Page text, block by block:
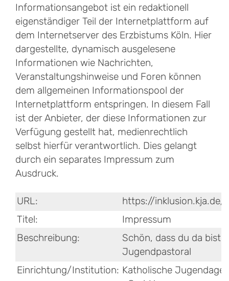
Informationsangebot ist ein redaktionell
eigenständiger Teil der Internetplattform auf
dem Internetserver des Erzbistums Köln. Hier
dargestellte, dynamisch ausgelesene
Informationen wie Nachrichten,
Veranstaltungshinweise und Foren können
dem allgemeinen Informationspool der
Internetplattform entspringen. In diesem Fall
ist der Anbieter, der diese Informationen zur
Verfügung gestellt hat, medienrechtlich
selbst hierfür verantwortlich. Dies gelangt
durch ein separates Impressum zum
Ausdruck.
URL:
https://
Titel:
Impressum
Beschreibung:
Schön, dass du da bist
Jugendpastoral
Einrichtung/Institution: Katholische